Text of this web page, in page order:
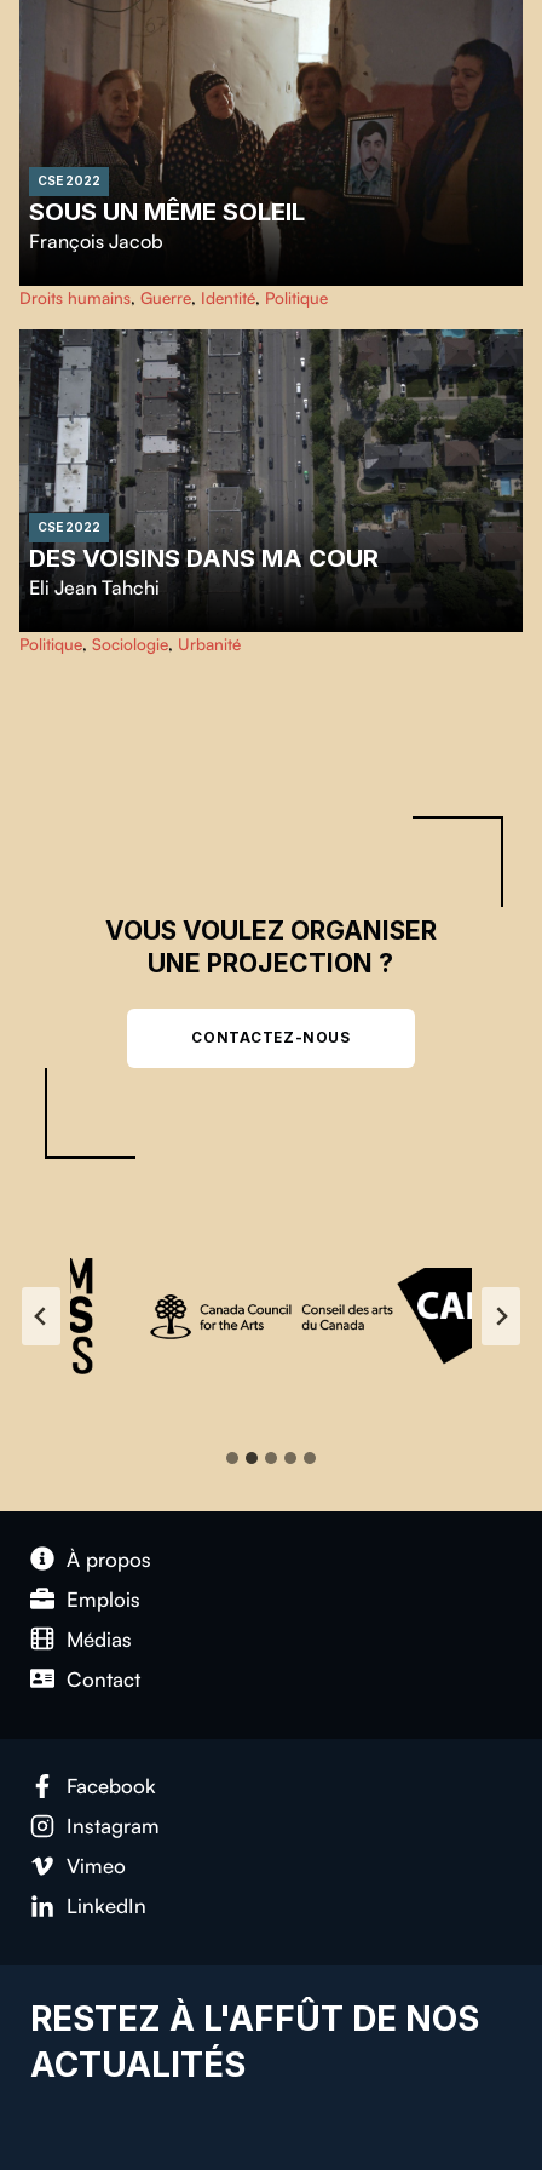
CSE 2022
SOUS UN MÊME SOLEIL
François Jacob
Malgré le cessez-le-feu de 1994, il n’y a toujours pas de vraie paix entre
l’Arménie et l’Azerbaïdjan qui continuent de se disputer âprement la région
montagneuse du Nagorny Karabakh.Sous un même soleilprête une
oreille attentive aux habitant·e·s de la région.
Droits humains, Guerre, Identité, Politique
CSE 2022
DES VOISINS DANS MA COUR
Eli Jean Tahchi
Entre Parc-Extension et la ville de Mont-Royal, une cicatrice dans l'espace
crée une étrange dichotomie entre deux voisinages.
Politique, Sociologie, Urbanité
VOUS VOULEZ ORGANISER
UNE PROJECTION ?
CONTACTEZ-NOUS
À propos
Emplois
Médias
Contact
Facebook
Instagram
Vimeo
LinkedIn
RESTEZ À L'AFFÛT DE NOS
ACTUALITÉS